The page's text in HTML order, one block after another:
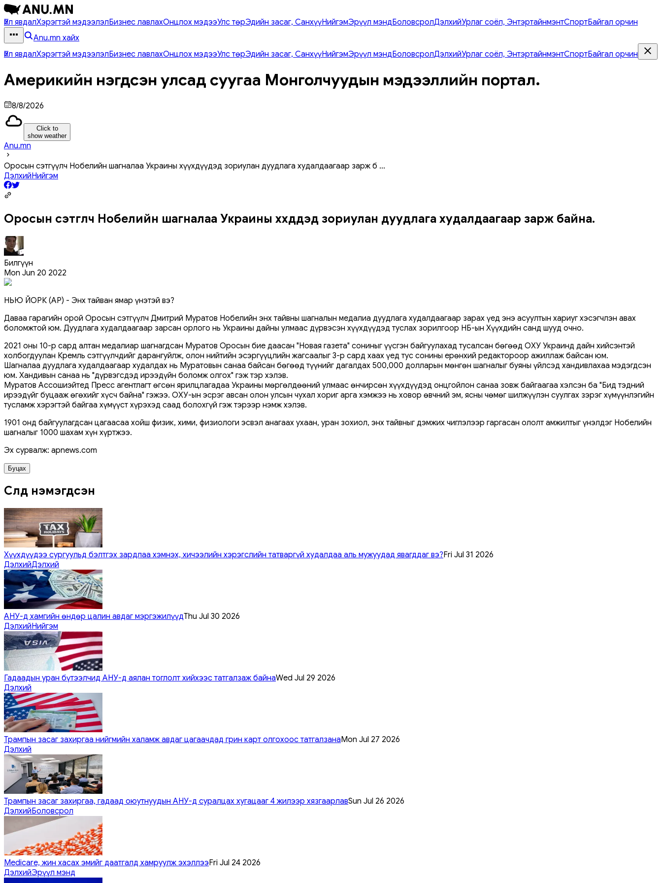
Үйл явдалХэрэгтэй мэдээлэлБизнес лавлахОнцлох мэдээУлс төрЭдийн засаг, СанхүүНийгэмЭрүүл мэндБоловсролДэлхийУрлаг соёл, ЭнтэртайнмэнтСпортБайгал орчин
Anu.mn хайх
Үйл явдалХэрэгтэй мэдээлэлБизнес лавлахОнцлох мэдээУлс төрЭдийн засаг, СанхүүНийгэмЭрүүл мэндБоловсролДэлхийУрлаг соёл, ЭнтэртайнмэнтСпортБайгал орчин
Америкийн нэгдсэн улсад суугаа Монголчуудын мэдээллийн портал.
8/8/2026
Click to
show weather
Anu.mn
Оросын сэтгүүлч Нобелийн шагналаа Украины хүүхдүүдэд зориулан дуудлага худалдаагаар зарж б ...
ДэлхийНийгэм
Оросын сэтгүүлч Нобелийн шагналаа Украины хүүхдүүдэд зориулан дуудлага худалдаагаар зарж байна.
Билгүүн
Mon Jun 20 2022
НЬЮ ЙОРК (AP) - Энх тайван ямар үнэтэй вэ?
Даваа гарагийн орой Оросын сэтгүүлч Дмитрий Муратов Нобелийн энх тайвны шагналын медалиа дуудлага худалдаагаар зарах үед энэ асуултын хариуг хэсэгчлэн авах
боломжтой юм. Дуудлага худалдаагаар зарсан орлого нь Украины дайны улмаас дүрвэсэн хүүхдүүдэд туслах зорилгоор НҮБ-ын Хүүхдийн санд шууд очно.
2021 оны 10-р сард алтан медалиар шагнагдсан Муратов Оросын бие даасан "Новая газета" сониныг үүсгэн байгуулахад тусалсан бөгөөд ОХУ Украинд дайн хийсэнтэй
холбогдуулан Кремль сэтгүүлчдийг дарангуйлж, олон нийтийн эсэргүүцлийн жагсаалыг 3-р сард хаах үед тус сонины ерөнхий редактороор ажиллаж байсан юм.
Шагналаа дуудлага худалдаагаар худалдах нь Муратовын санаа байсан бөгөөд түүнийг дагалдах 500,000 долларын мөнгөн шагналыг буяны үйлсэд хандивлахаа мэдэгдсэн
юм. Хандивын санаа нь "дүрвэгсдэд ирээдүйн боломж олгох" гэж тэр хэлэв.
Муратов Ассошиэйтед Пресс агентлагт өгсөн ярилцлагадаа Украины мөргөлдөөний улмаас өнчирсөн хүүхдүүдэд онцгойлон санаа зовж байгаагаа хэлсэн ба "Бид тэдний
ирээдүйг буцааж өгөхийг хүсч байна" гэжээ. ОХУ-ын эсрэг авсан олон улсын чухал хориг арга хэмжээ нь ховор өвчний эм, ясны чөмөг шилжүүлэн суулгах зэрэг хүмүүнлэгийн
тусламж хэрэгтэй байгаа хүмүүст хүрэхэд саад болохгүй гэж тэрээр нэмж хэлэв.
1901 онд байгуулагдсан цагаасаа хойш физик, хими, физиологи эсвэл анагаах ухаан, уран зохиол, энх тайвныг дэмжих чиглэлээр гаргасан ололт амжилтыг үнэлдэг Нобелийн
шагналыг 1000 шахам хүн хүртжээ.
Эх сурвалж: apnews.com
Буцах
Сүүлд нэмэгдсэн
Хүүхдүүдээ сургуульд бэлтгэх зардлаа хэмнэх, хичээлийн хэрэгслийн татваргүй худалдаа аль мужуудад явагддаг вэ?Fri Jul 31 2026
ДэлхийДэлхий
АНУ-д хамгийн өндөр цалин авдаг мэргэжилүүдThu Jul 30 2026
ДэлхийНийгэм
Гадаадын уран бүтээлчид АНУ-д аялан тоглолт хийхээс татгалзаж байнаWed Jul 29 2026
Дэлхий
Трампын засаг захиргаа нийгмийн халамж авдаг цагаачдад грин карт олгохоос татгалзанаMon Jul 27 2026
Дэлхий
Трампын засаг захиргаа, гадаад оюутнуудын АНУ-д суралцах хугацааг 4 жилээр хязгаарлавSun Jul 26 2026
ДэлхийБоловсрол
Medicare, жин хасах эмийг даатгалд хамруулж эхэллээFri Jul 24 2026
ДэлхийЭрүүл мэнд